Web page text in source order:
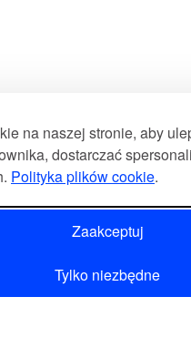
na naszej stronie, aby
dostarczać
Polityka plików cookie.
Zaakceptuj
Tylko niezbędne